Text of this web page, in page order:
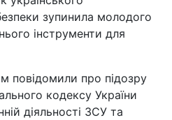
зупинила молодого
інструменти для
повідомили про підозру
кодексу України
діяльності ЗСУ та